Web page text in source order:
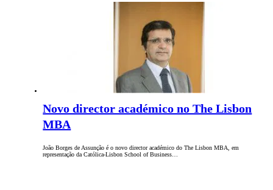
Novo director académico no The Lisbon
MBA
João Borges de Assunção é o novo director académico do The Lisbon MBA, em
representação da Católica-Lisbon School of Business…